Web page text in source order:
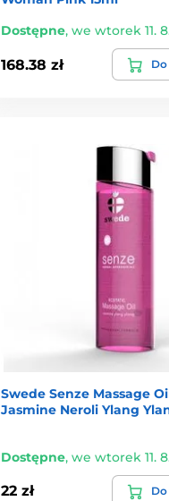
Dostępne, we wtorek 11.
168.38 zł
Swede Senze Massage
Jasmine Neroli Ylang
Dostępne, we wtorek 11.
22 zł